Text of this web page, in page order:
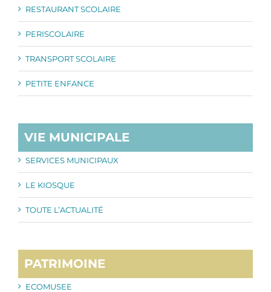
RESTAURANT SCOLAIRE
PERISCOLAIRE
TRANSPORT SCOLAIRE
PETITE ENFANCE
VIE MUNICIPALE
SERVICES MUNICIPAUX
LE KIOSQUE
TOUTE L’ACTUALITÉ
PATRIMOINE
ECOMUSEE